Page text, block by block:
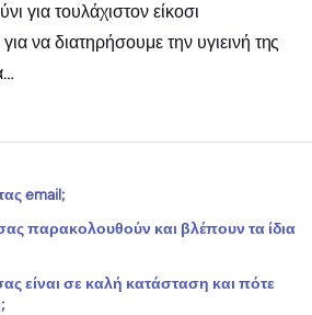
για τουλάχιστον είκοσι
να διατηρήσουμε την υγιεινή της
email;
παρακολουθούν και βλέπουν τα ίδια
είναι σε καλή κατάσταση και πότε